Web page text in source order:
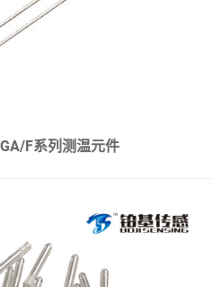
F系列测温元件